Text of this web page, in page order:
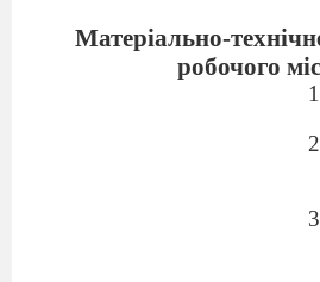
Матеріально-
робочого